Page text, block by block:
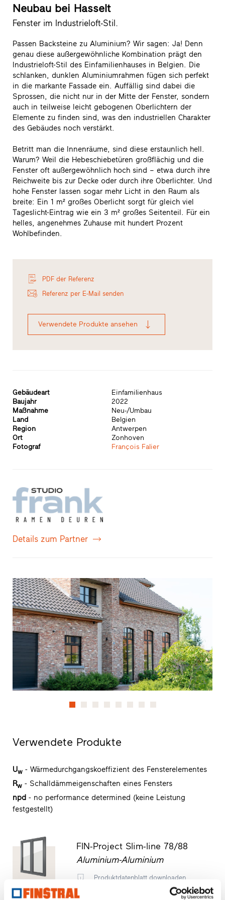
Neubau bei Hasselt
Fenster im Industrieloft-Stil.
Passen Backsteine zu Aluminium? Wir sagen: Ja! Denn
genau diese außergewöhnliche Kombination prägt den
Industrieloft-Stil des Einfamilienhauses in Belgien. Die
schlanken, dunklen Aluminiumrahmen fügen sich perfekt
in die markante Fassade ein. Auffällig sind dabei die
Sprossen, die nicht nur in der Mitte der Fenster, sondern
auch in teilweise leicht gebogenen Oberlichtern der
Elemente zu finden sind, was den industriellen Charakter
des Gebäudes noch verstärkt.
Betritt man die Innenräume, sind diese erstaunlich hell.
Warum? Weil die Hebeschiebetüren großflächig und die
Fenster oft außergewöhnlich hoch sind – etwa durch ihre
Reichweite bis zur Decke oder durch ihre Oberlichter. Und
hohe Fenster lassen sogar mehr Licht in den Raum als
breite: Ein 1 m² großes Oberlicht sorgt für gleich viel
Tageslicht-Eintrag wie ein 3 m² großes Seitenteil. Für ein
helles, angenehmes Zuhause mit hundert Prozent
Wohlbefinden.
PDF der Referenz
Referenz per E-Mail senden
Verwendete Produkte ansehen
Gebäudeart
Einfamilienhaus
Baujahr
2022
Maßnahme
Neu-/Umbau
Land
Belgien
Region
Antwerpen
Ort
Zonhoven
Fotograf
François Falier
Details zum Partner
Verwendete Produkte
Uw- Wärmedurchgangskoeffizient des Fensterelementes
Rw- Schalldämmeigenschaften eines Fensters
npd- no performance determined (keine Leistung
festgestellt)
FIN-Project Slim-line 78/88
Aluminium-Aluminium
Produktdatenblatt downloaden
Ausschreibungstext anfragen